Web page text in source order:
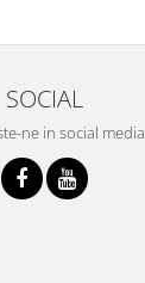
SOCIAL
ne in social media